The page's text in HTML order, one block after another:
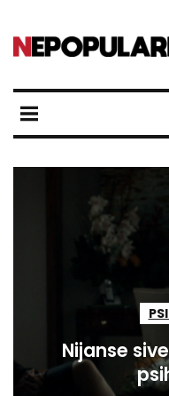
Nijanse